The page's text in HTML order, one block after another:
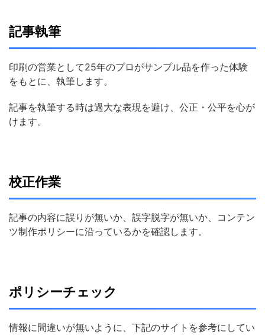
記事執筆
印刷の営業として25年のプロがサンプル品を作った体験
をもとに、執筆します。
記事を執筆する時は過大な表現を避け、公正・公平を心が
けます。
校正作業
記事の内容に誤りが無いか、誤字脱字が無いか、コンテン
ツ制作ポリシーに沿っているかを確認します。
ポリシーチェック
情報に間違いが無いように、下記のサイトを参考にしてい